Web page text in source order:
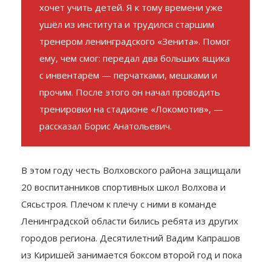
хочет учить детей. Я к тому времени уже
ушёл из института и трудился старшим
тренером ленинградского «Зенита». Помог
ему, чем смог: передал два больших ящика
с инвентарём — перчатками, мешками и
прочим. После этого он начал проводить
тренировки на стадионе «Локомотив», —
рассказал Борис Анатольевич.
В этом году честь Волховского района защищали
20 воспитанников спортивных школ Волхова и
Сясьстроя. Плечом к плечу с ними в команде
Ленинградской области бились ребята из других
городов региона. Десятилетний Вадим Капрашов
из Киришей занимается боксом второй год и пока